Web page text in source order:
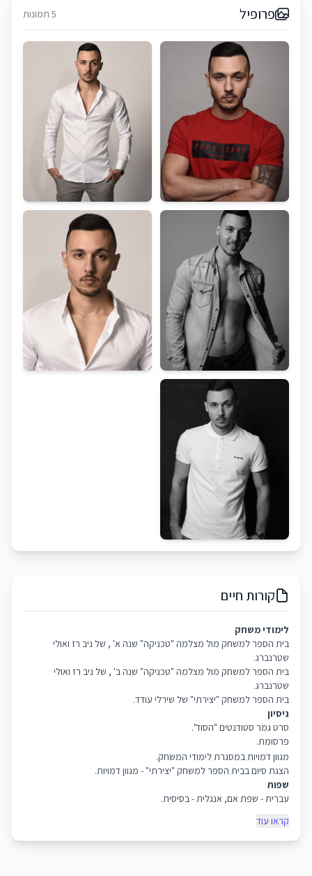
פרופיל 5 תמונות
קורות חיים
לימודי משחק
בית הספר למשחק מול מצלמה "טכניקה" שנה א' , של ניב רז ואולי
שטרנברג.
בית הספר למשחק מול מצלמה "טכניקה" שנה ב' , של ניב רז ואולי
שטרנברג.
בית הספר למשחק "יצירתי" של שירלי עודד.
ניסיון
סרט גמר סטודנטים "הסוד".
פרסומת.
מגוון דמויות במסגרת לימודי המשחק.
הצגת סיום בבית הספר למשחק "יצירתי" - מגוון דמויות.
שפות
עברית - שפת אם, אנגלית - בסיסית.
קראו עוד